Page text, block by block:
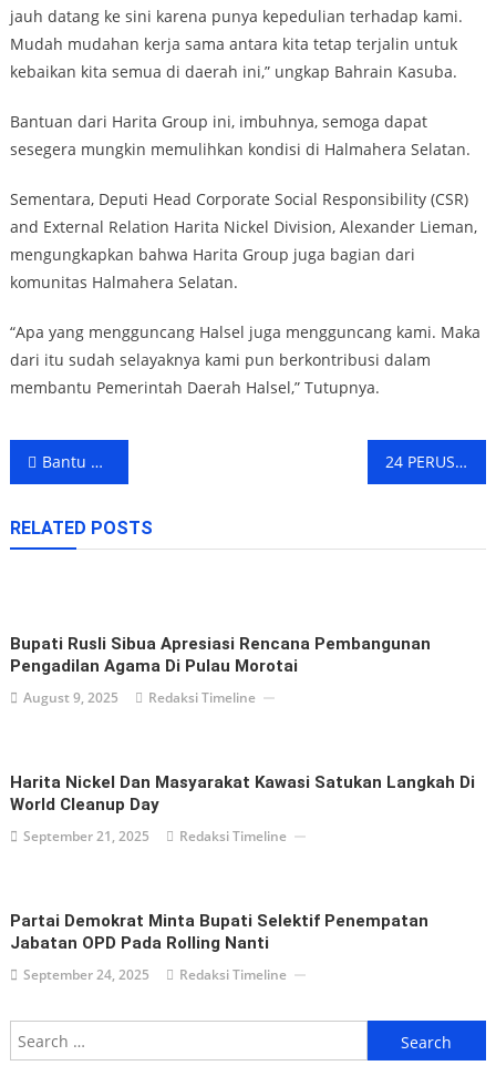
jauh datang ke sini karena punya kepedulian terhadap kami.
Mudah mudahan kerja sama antara kita tetap terjalin untuk
kebaikan kita semua di daerah ini,” ungkap Bahrain Kasuba.
Bantuan dari Harita Group ini, imbuhnya, semoga dapat
sesegera mungkin memulihkan kondisi di Halmahera Selatan.
Sementara, Deputi Head Corporate Social Responsibility (CSR)
and External Relation Harita Nickel Division, Alexander Lieman,
mengungkapkan bahwa Harita Group juga bagian dari
komunitas Halmahera Selatan.
“Apa yang mengguncang Halsel juga mengguncang kami. Maka
dari itu sudah selayaknya kami pun berkontribusi dalam
membantu Pemerintah Daerah Halsel,” Tutupnya.
Post
Bantu Korban Gempa Halmahera, BRI Salurkan Bantuan dalam 2 Tahap 24 PERUSAHAAN DI MALUT SIAP TERIMA PELAMAR KERJA
RELATED POSTS
Bupati Rusli Sibua Apresiasi Rencana Pembangunan
Pengadilan Agama Di Pulau Morotai
August 9, 2025 Redaksi Timeline
Harita Nickel Dan Masyarakat Kawasi Satukan Langkah Di
World Cleanup Day
September 21, 2025 Redaksi Timeline
Partai Demokrat Minta Bupati Selektif Penempatan
Jabatan OPD Pada Rolling Nanti
September 24, 2025 Redaksi Timeline
Search
for: